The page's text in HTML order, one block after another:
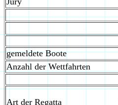
gemeldete Boote
Anzahl der Wettfahrten
Art der Regatta